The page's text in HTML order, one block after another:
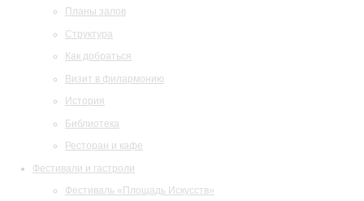
Планы залов
Структура
Как добраться
Визит в филармонию
История
Библиотека
Ресторан и кафе
Фестивали и гастроли
Фестиваль «Площадь Искусств»